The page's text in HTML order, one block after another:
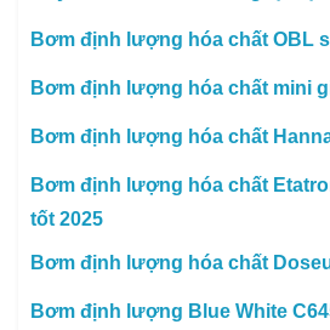
Bơm định lượng hóa chất OBL
Bơm định lượng hóa chất mini
Bơm định lượng hóa chất
Bơm định lượng hóa chất
tốt 2025
Bơm định lượng hóa chất
Bơm định lượng Blue White